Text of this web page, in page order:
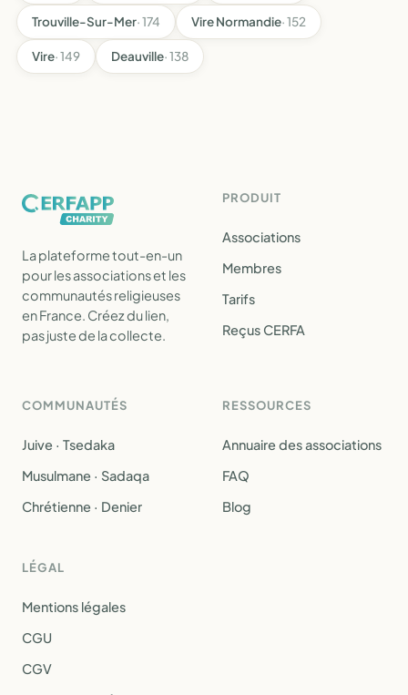
Trouville-Sur-Mer· 174 Vire Normandie· 152
Vire· 149 Deauville· 138
La plateforme tout-en-un
pour les associations et les
communautés religieuses
en France. Créez du lien,
pas juste de la collecte.
PRODUIT
Associations
Membres
Tarifs
Reçus CERFA
COMMUNAUTÉS
Juive · Tsedaka
Musulmane · Sadaqa
Chrétienne · Denier
RESSOURCES
Annuaire des associations
FAQ
Blog
LÉGAL
Mentions légales
CGU
CGV